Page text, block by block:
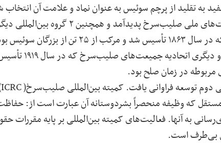
به تقلید از پرچم سوئیس به عنوان نماد و علامت آن انتخاب
در سال ۱۹۶۳ میلادی، در ۸۸ کشور جهان جمعیت‌های ملی
ژنو دایر بود. یکی کمیته بین‌المللی صلیب‌سرخ که در سال ۱۸۶۳
به عنوان میانجی‌های بی‌طرف
در زمان صلح بود.
دوم توسعه فراوانی یافت. کمیته بین‌المللی صلیب‌سرخ)
که وظیفه منحصراً‌ بشردوستانه آن عبارت است از:
به آنها. فعالیت‌های کمیته بین‌المللی بر پایه مقررات
بی‌طرف است.